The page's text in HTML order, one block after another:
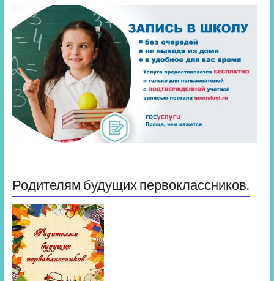
Родителям будущих первоклассников.